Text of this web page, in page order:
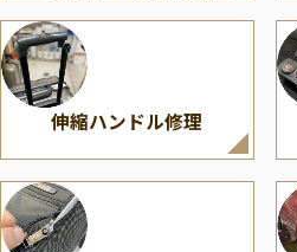
伸縮ハンドル修理